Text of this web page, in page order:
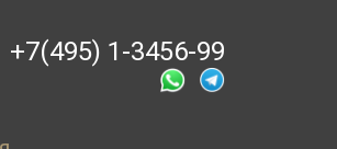
+7(495) 1-3456-99